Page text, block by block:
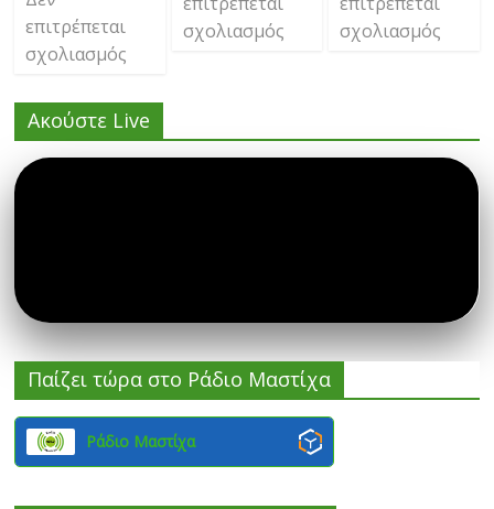
επιτρέπεται
σχολιασμός
σχολιασμός
σχολιασμός
Ακούστε Live
Παίζει τώρα στο Ράδιο Μαστίχα
Ράδιο Μαστίχα